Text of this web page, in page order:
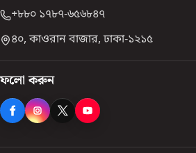
+৮৮০ ১৭৮৭-৬৫৬৮৪৭
৪০, কাওরান বাজার, ঢাকা-১২১৫
ফলো করুন